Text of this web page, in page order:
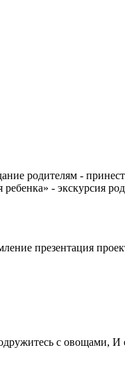
родителям -
- экскурсия
презентация
с овощами, И